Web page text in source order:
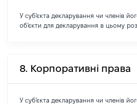
У суб'єкта декларування чи членів
об'єкти для декларування в цьому
8. Корпоративні права
У суб'єкта декларування чи членів